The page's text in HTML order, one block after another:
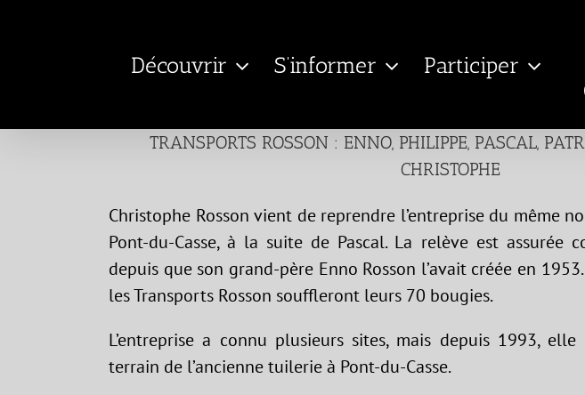
Découvrir S’informer Participer
TRANSPORTS ROSSON : ENNO, PHILIPPE, PASCAL,
CHRISTOPHE
Christophe Rosson vient de reprendre l’entreprise du même
Pont-du-Casse, à la suite de Pascal. La relève est assurée
depuis que son grand-père Enno Rosson l’avait créée en
les Transports Rosson souffleront leurs 70 bougies.
L’entreprise a connu plusieurs sites, mais depuis 1993,
terrain de l’ancienne tuilerie à Pont-du-Casse.